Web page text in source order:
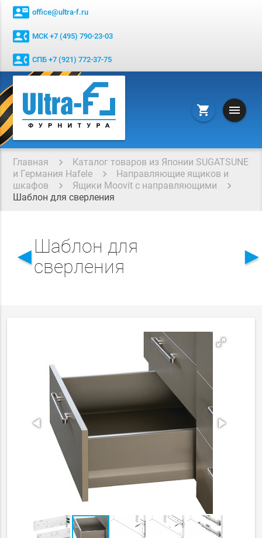
contact_mail office@ultra-f.ru
contact_phone МСК +7 (495) 790-23-03
contact_phone СПБ +7 (921) 772-37-75
shopping_cart menu
Главная
Каталог товаров из Японии SUGATSUNE
и Германия Hafele
Направляющие ящиков и
шкафов
Ящики Moovit с направляющими
Шаблон для сверления
◄Шаблон для
сверления